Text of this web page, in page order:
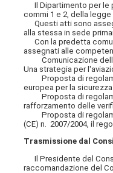
Il Dipartimento per le
commi 1 e 2, della
Questi atti sono
alla stessa in sede
Con la predetta
assegnati alle
Comunicazione della
Una strategia per
Proposta di
europea per la
Proposta di
rafforzamento delle
Proposta di
(CE) n. 2007/2004, il
Trasmissione dal
Il Presidente del
raccomandazione del